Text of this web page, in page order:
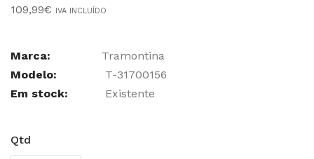
109,99€ IVA INCLUÍDO
Marca:
Tramontina
Modelo:
T-31700156
Em stock:
Existente
Qtd